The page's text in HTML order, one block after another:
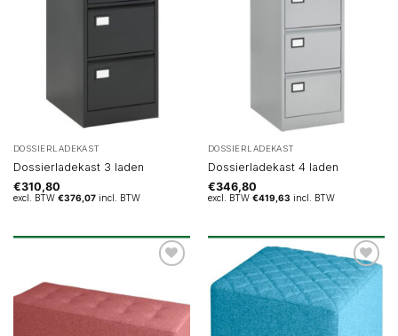
DOSSIERLADEKAST
Dossierladekast 3 laden
€310,80
excl. BTW €376,07incl. BTW
DOSSIERLADEKAST
Dossierladekast 4 laden
€346,80
excl. BTW €419,63 incl. BTW